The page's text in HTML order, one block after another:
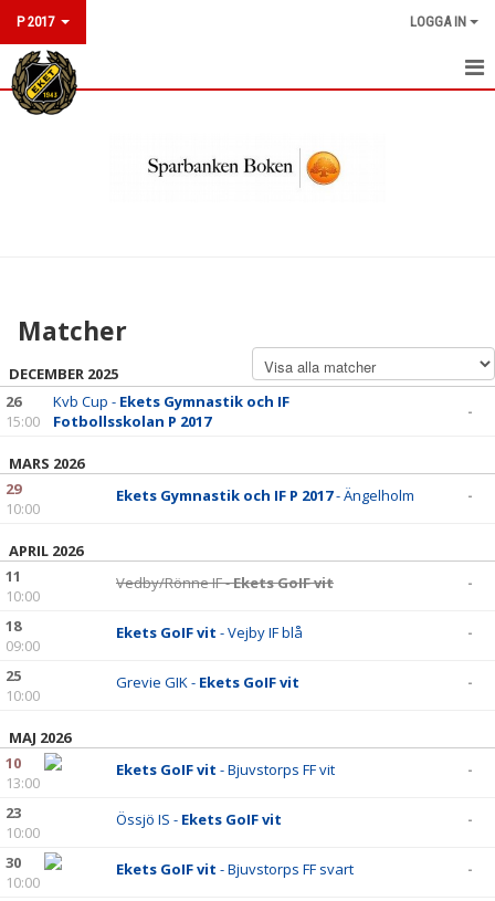
P 2017 LOGGA IN
HEM
DOKUMENT
Matcher
DECEMBER 2025
26
15:00
Kvb Cup - Ekets Gymnastik och IF
Fotbollsskolan P 2017
-
MARS 2026
29
10:00
Ekets Gymnastik och IF P 2017- Ängelholm -
APRIL 2026
11
10:00
Vedby/Rönne IF -Ekets GoIF vit -
18
09:00
Ekets GoIF vit - Vejby IF blå -
25
10:00
Grevie GIK - Ekets GoIF vit -
MAJ 2026
10
13:00
Ekets GoIF vit - Bjuvstorps FF vit -
23
10:00
Össjö IS - Ekets GoIF vit -
30
10:00
Ekets GoIF vit - Bjuvstorps FF svart -